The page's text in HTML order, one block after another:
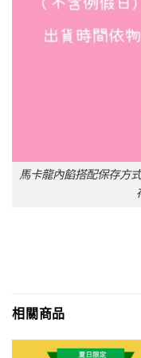
馬卡龍內餡搭配保存方
相關商品